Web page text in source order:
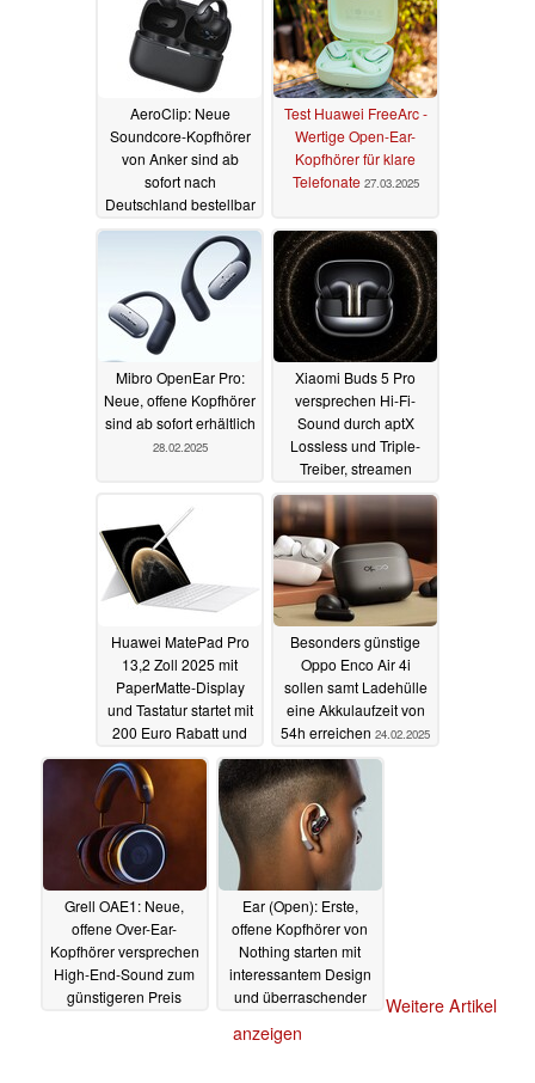
AeroClip: Neue
Soundcore-Kopfhörer
von Anker sind ab
sofort nach
Deutschland bestellbar
28.03.2025
Test Huawei FreeArc -
Wertige Open-Ear-
Kopfhörer für klare
Telefonate 27.03.2025
Mibro OpenEar Pro:
Neue, offene Kopfhörer
sind ab sofort erhältlich
28.02.2025
Xiaomi Buds 5 Pro
versprechen Hi-Fi-
Sound durch aptX
Lossless und Triple-
Treiber, streamen
Musik auch per WLAN
27.02.2025
Huawei MatePad Pro
13,2 Zoll 2025 mit
PaperMatte-Display
und Tastatur startet mit
200 Euro Rabatt und
Geschenken25.02.2025
Besonders günstige
Oppo Enco Air 4i
sollen samt Ladehülle
eine Akkulaufzeit von
54h erreichen 24.02.2025
Grell OAE1: Neue,
offene Over-Ear-
Kopfhörer versprechen
High-End-Sound zum
günstigeren Preis
Ear (Open): Erste,
offene Kopfhörer von
Nothing starten mit
interessantem Design
und überraschender
Soundqualität
Weitere Artikel
anzeigen